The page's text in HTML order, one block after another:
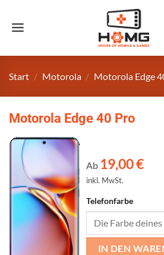
Inhalt
Start / Motorola / Motorola Edge
Motorola Edge 40 Pro
Telefonfarbe
IN DEN
Ab 19,00€
inkl. MwSt.